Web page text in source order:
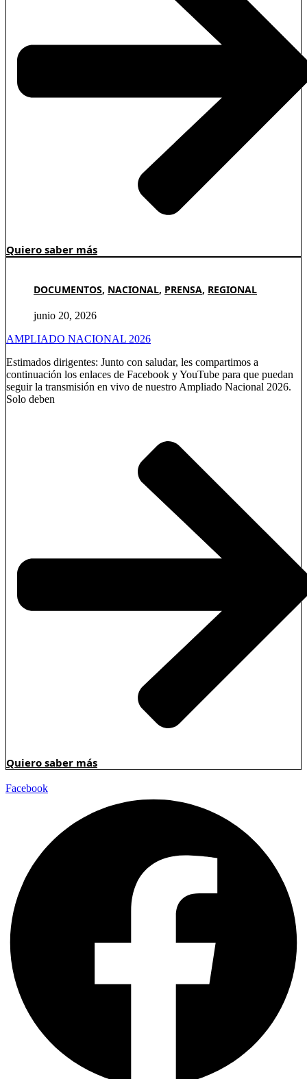
Quiero saber más
DOCUMENTOS, NACIONAL, PRENSA, REGIONAL
junio 20, 2026
AMPLIADO NACIONAL 2026
Estimados dirigentes: Junto con saludar, les compartimos a
continuación los enlaces de Facebook y YouTube para que puedan
seguir la transmisión en vivo de nuestro Ampliado Nacional 2026.
Solo deben
Quiero saber más
Facebook